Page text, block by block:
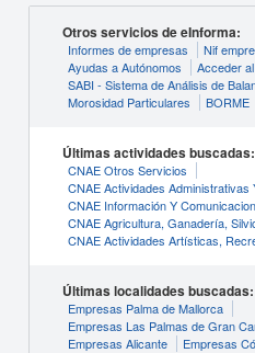
Otros servicios de eInforma:
Informes de empresas Nif
Ayudas a Autónomos
Acceder
SABI - Sistema de Análisis de
Morosidad Particulares
BORME
Últimas actividades buscadas:
CNAE Otros Servicios
CNAE Actividades Administrativas
CNAE Información Y
CNAE Agricultura, Ganadería,
CNAE Actividades Artísticas,
Últimas localidades buscadas:
Empresas Palma de Mallorca
Empresas Las Palmas de Gran
Empresas Alicante
Empresas